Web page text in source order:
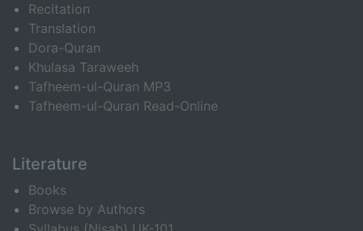
Recitation
Translation
Dora-Quran
Khulasa Taraweeh
Tafheem-ul-Quran MP3
Tafheem-ul-Quran Read-Online
Literature
Books
Browse by Authors